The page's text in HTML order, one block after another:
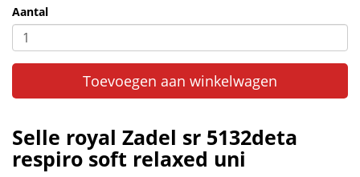
Aantal
Toevoegen aan winkelwagen
Selle royal Zadel sr 5132deta
respiro soft relaxed uni